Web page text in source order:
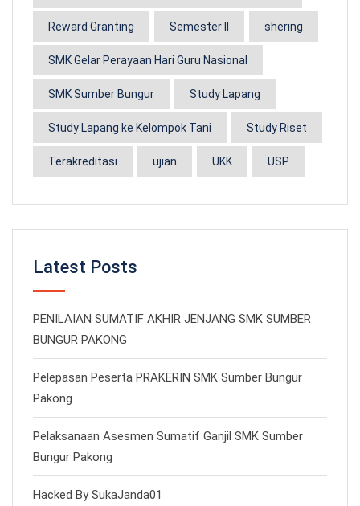
Reward Granting Semester II shering
SMK Gelar Perayaan Hari Guru Nasional
SMK Sumber Bungur Study Lapang
Study Lapang ke Kelompok Tani Study Riset
Terakreditasi ujian UKK USP
Latest Posts
PENILAIAN SUMATIF AKHIR JENJANG SMK SUMBER
BUNGUR PAKONG
Pelepasan Peserta PRAKERIN SMK Sumber Bungur
Pakong
Pelaksanaan Asesmen Sumatif Ganjil SMK Sumber
Bungur Pakong
Hacked By SukaJanda01